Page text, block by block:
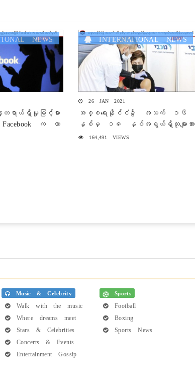
NEWS
ရာယ်ရှိမှုမြင့်မား
က ယာ
INTERNATIONAL NEWS
26 JAN 2021
အစ္စရေးနိုင်ငံ၌ အသက် ၁၆
နှစ်မှ ၁၈ နှစ်အရွယ်ရှိသူများအား
ကာကွယ်ဆေးထိုးနှံပေးမှု စတင်
164,491 VIEWS
Music & Celebrity
Walk with the music
Where dreams meet
Stars & Celebrities
Concerts & Events
Entertainment Gossip
Sports
Football
Boxing
Sports News